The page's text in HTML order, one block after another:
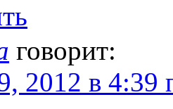
говорит:
2012 в 4:39